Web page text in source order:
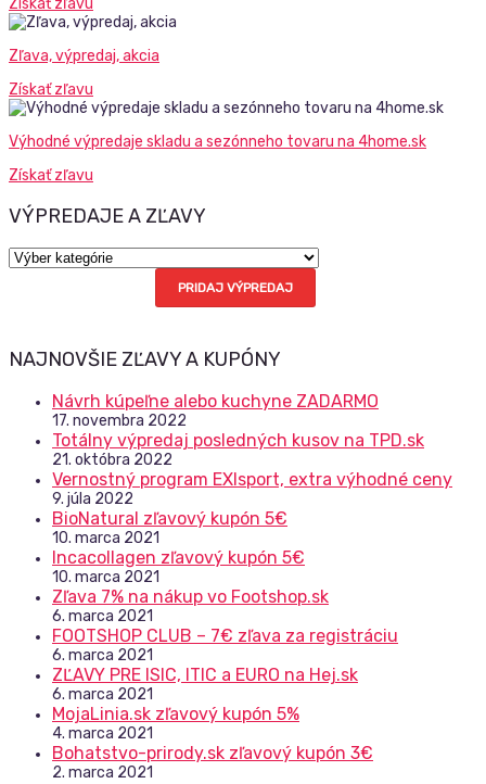
Získať zľavu
Zľava, výpredaj, akcia
Získať zľavu
Výhodné výpredaje skladu a sezónneho tovaru na 4home.sk
Získať zľavu
VÝPREDAJE A ZĽAVY
Výpredaje
a
PRIDAJ VÝPREDAJ
NAJNOVŠIE ZĽAVY A KUPÓNY
Návrh kúpeľne alebo kuchyne ZADARMO
17. novembra 2022
Totálny výpredaj posledných kusov na TPD.sk
21. októbra 2022
Vernostný program EXIsport, extra výhodné ceny
9. júla 2022
BioNatural zľavový kupón 5€
10. marca 2021
Incacollagen zľavový kupón 5€
10. marca 2021
Zľava 7% na nákup vo Footshop.sk
6. marca 2021
FOOTSHOP CLUB – 7€ zľava za registráciu
6. marca 2021
ZĽAVY PRE ISIC, ITIC a EURO na Hej.sk
6. marca 2021
MojaLinia.sk zľavový kupón 5%
4. marca 2021
Bohatstvo-prirody.sk zľavový kupón 3€
2. marca 2021